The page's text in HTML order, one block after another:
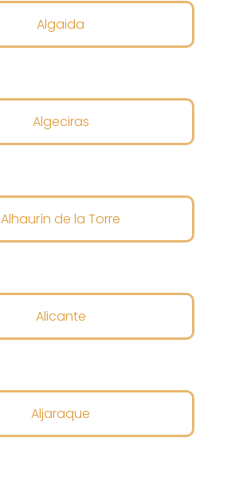
Algaida
Algeciras
Alhaurín de la Torre
Alicante
Aljaraque